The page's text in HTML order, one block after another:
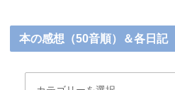
本の感想（50音順）＆各日記